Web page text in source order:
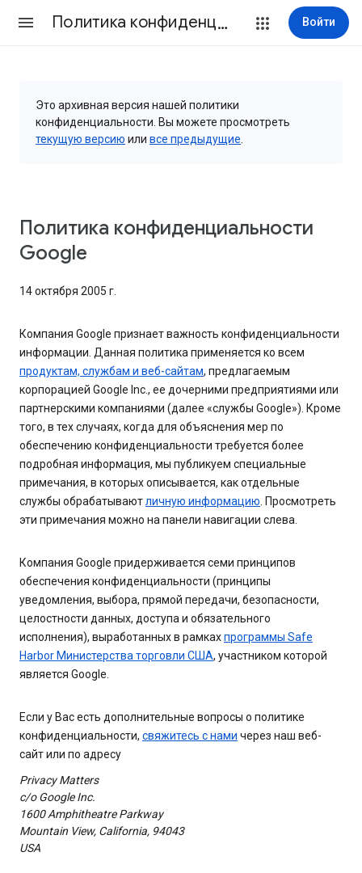
Политика конфиденциальности и Условия использования Войти
Это архивная версия нашей политики
конфиденциальности. Вы можете просмотреть
текущую версию или все предыдущие
Политика конфиденциальности
Google
14 октября 2005 г.
Компания Google признает важность конфиденциальности
информации. Данная политика применяется ко всем
продуктам, службам и веб-сайтам, предлагаемым
корпорацией Google Inc., ее дочерними предприятиями или
партнерскими компаниями (далее «службы Google»). Кроме
того, в тех случаях, когда для объяснения мер по
обеспечению конфиденциальности требуется более
подробная информация, мы публикуем специальные
примечания, в которых описывается, как отдельные
службы обрабатываютличную информацию . Просмотреть
эти примечания можно на панели навигации слева.
Компания Google придерживается семи принципов
обеспечения конфиденциальности (принципы
уведомления, выбора, прямой передачи, безопасности,
целостности данных, доступа и обязательного
исполнения), выработанных в рамкахпрограммы Safe
Harbor Министерства торговли США, участником которой
является Google.
Если у Вас есть дополнительные вопросы о политике
конфиденциальности, свяжитесь с нами через наш веб-
сайт или по адресу
Privacy Matters
c/o Google Inc.
1600 Amphitheatre Parkway
Mountain View, California, 94043
USA